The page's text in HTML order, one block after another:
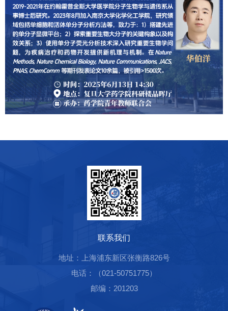
联系我们
地址：上海浦东新区张衡路826号
电话：（021-50751775）
邮编：201203